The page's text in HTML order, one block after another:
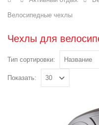
Велосипедные чехлы
Чехлы для
Тип сортировки:
Показать: